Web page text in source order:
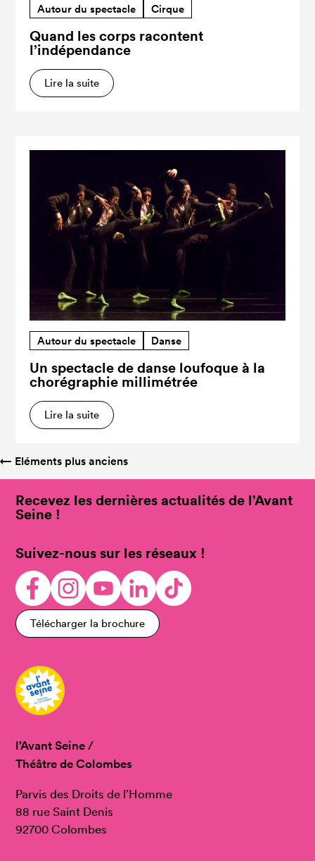
Autour du spectacle Cirque
Quand les corps racontent
l’indépendance
Lire la suite
Autour du spectacle Danse
Un spectacle de danse loufoque à la
chorégraphie millimétrée
Lire la suite
← Eléments plus anciens
Recevez les dernières actualités de l’Avant
Seine !
Suivez-nous sur les réseaux !
Télécharger la brochure
l’Avant Seine /
Théâtre de Colombes
Parvis des Droits de l’Homme
88 rue Saint Denis
92700 Colombes